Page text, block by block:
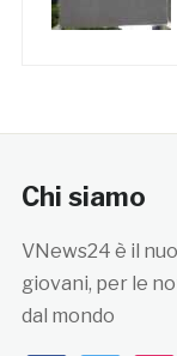
Chi siamo
VNews24 è il
giovani, per le
dal mondo